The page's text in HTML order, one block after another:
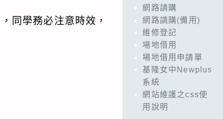
同學務必注意時效，
網路請購
網路請購(備用)
維修登記
場地借用
場地借用申請單
基隆女中Newplus
系統
網站維護之css使
用說明